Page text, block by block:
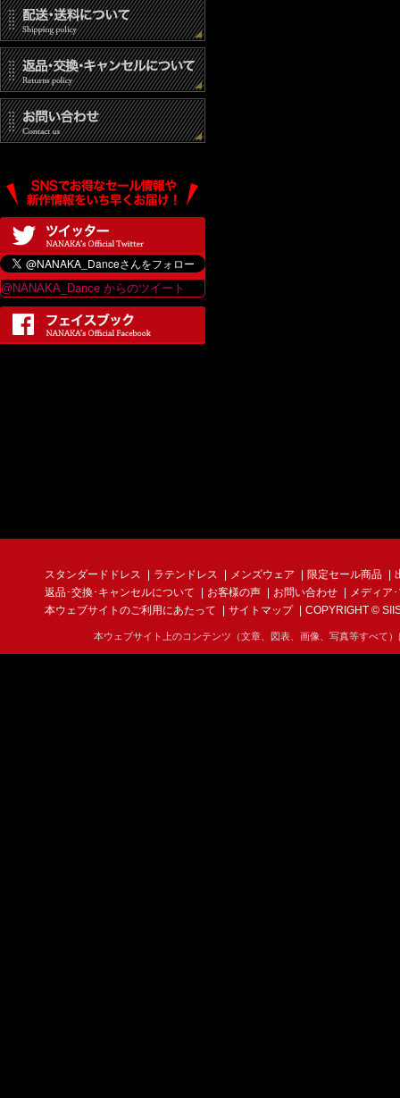
@NANAKA_Dance からのツイート
スタンダードドレス ラテンドレス メンズウェア 限定セール商品
返品･交換･キャンセルについて
お客様の声 お問い合わせ
メディア
本ウェブサイトのご利用にあたって
サイトマップ COPYRIGHT ©
本ウェブサイト上のコンテンツ（文章、図表、画像、写真等すべて